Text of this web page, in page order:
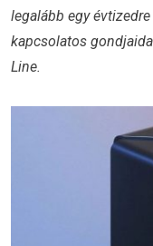
legalább egy
kapcsolatos
Line.